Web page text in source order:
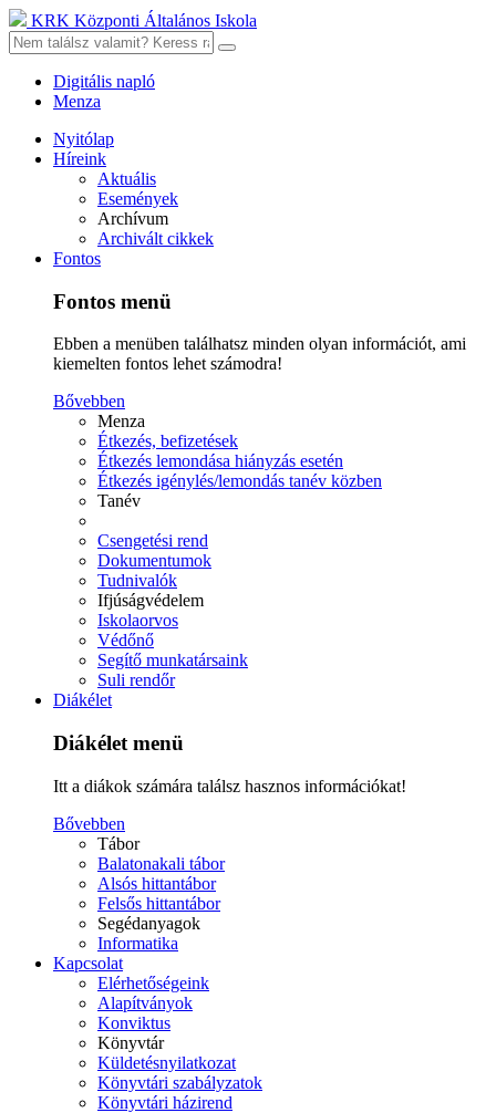
KRK Központi Általános Iskola
Digitális napló
Menza
Nyitólap
Híreink
Aktuális
Események
Archívum
Archivált cikkek
Fontos
Fontos menü
Ebben a menüben találhatsz minden olyan információt, ami
kiemelten fontos lehet számodra!
Bővebben
Menza
Étkezés, befizetések
Étkezés lemondása hiányzás esetén
Étkezés igénylés/lemondás tanév közben
Tanév
Csengetési rend
Dokumentumok
Tudnivalók
Ifjúságvédelem
Iskolaorvos
Védőnő
Segítő munkatársaink
Suli rendőr
Diákélet
Diákélet menü
Itt a diákok számára találsz hasznos információkat!
Bővebben
Tábor
Balatonakali tábor
Alsós hittantábor
Felsős hittantábor
Segédanyagok
Informatika
Kapcsolat
Elérhetőségeink
Alapítványok
Konviktus
Könyvtár
Küldetésnyilatkozat
Könyvtári szabályzatok
Könyvtári házirend